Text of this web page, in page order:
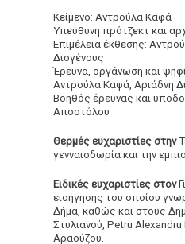
Κείμενο: Αντρούλα Καφά
Υπεύθυνη πρότζεκτ και
Επιμέλεια έκθεσης:
Διογένους
Έρευνα, οργάνωση και
Αντρούλα Καφά, Αριάδνη
Βοηθός έρευνας και
Αποστόλου
Θερμές ευχαριστίες στην
γενναιοδωρία και την
Ειδικές ευχαριστίες στον
εισήγησης του οποίου
Δήμα, καθώς και στους
Στυλιανού, Petru Alexandru
Αραούζου.